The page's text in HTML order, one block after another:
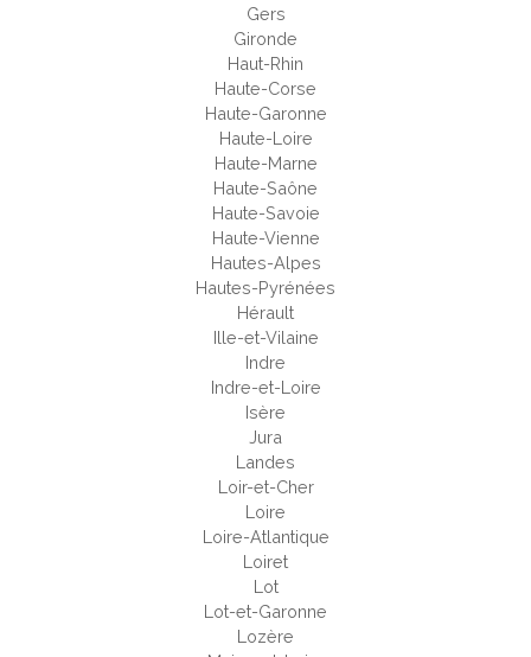
Gers
Gironde
Haut-Rhin
Haute-Corse
Haute-Garonne
Haute-Loire
Haute-Marne
Haute-Saône
Haute-Savoie
Haute-Vienne
Hautes-Alpes
Hautes-Pyrénées
Hérault
Ille-et-Vilaine
Indre
Indre-et-Loire
Isère
Jura
Landes
Loir-et-Cher
Loire
Loire-Atlantique
Loiret
Lot
Lot-et-Garonne
Lozère